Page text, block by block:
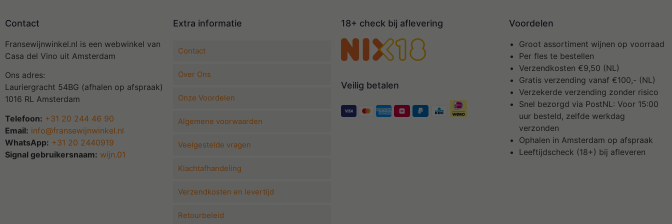
Contact
Fransewijnwinkel.nl is een webwinkel van
Casa del Vino uit Amsterdam
Ons adres:
Lauriergracht 54BG (afhalen op afspraak)
1016 RL Amsterdam
Telefoon: +31 20 244 46 90
Email: info@fransewijnwinkel.nl
WhatsApp: +31 20 2440919
Signal gebruikersnaam: wijn.01
Extra informatie
Contact
Over Ons
Onze Voordelen
Algemene voorwaarden
Veelgestelde vragen
Klachtafhandeling
Verzendkosten en levertijd
Retourbeleid
18+ check bij aflevering
Veilig betalen
Voordelen
Groot assortiment wijnen op voorraad
Per fles te bestellen
Verzendkosten €9,50 (NL)
Gratis verzending vanaf €100,- (NL)
Verzekerde verzending zonder risico
Snel bezorgd via PostNL: Voor 15:00
uur besteld, zelfde werkdag
verzonden
Ophalen in Amsterdam op afspraak
Leeftijdscheck (18+) bij afleveren